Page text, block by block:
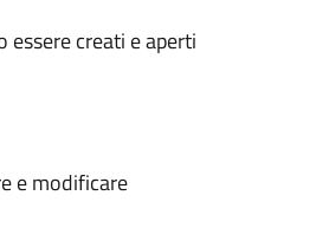
creati e aperti
e modificare